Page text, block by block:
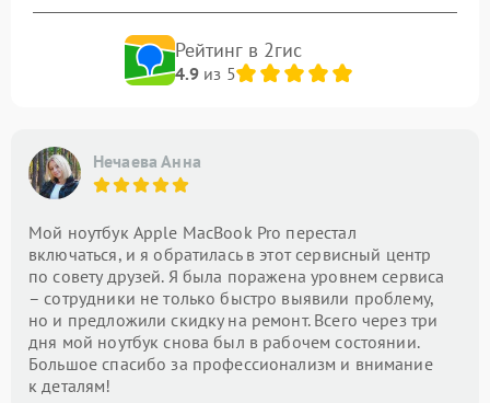
Рейтинг в 2гис
4.9из 5
Нечаева Анна
Мой ноутбук Apple MacBook Pro перестал
включаться, и я обратилась в этот сервисный центр
по совету друзей. Я была поражена уровнем сервиса
– сотрудники не только быстро выявили проблему,
но и предложили скидку на ремонт. Всего через три
дня мой ноутбук снова был в рабочем состоянии.
Большое спасибо за профессионализм и внимание
к деталям!